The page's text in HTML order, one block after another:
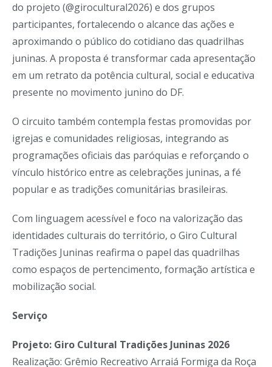
do projeto (@girocultural2026) e dos grupos
participantes, fortalecendo o alcance das ações e
aproximando o público do cotidiano das quadrilhas
juninas. A proposta é transformar cada apresentação
em um retrato da potência cultural, social e educativa
presente no movimento junino do DF.
O circuito também contempla festas promovidas por
igrejas e comunidades religiosas, integrando as
programações oficiais das paróquias e reforçando o
vínculo histórico entre as celebrações juninas, a fé
popular e as tradições comunitárias brasileiras.
Com linguagem acessível e foco na valorização das
identidades culturais do território, o Giro Cultural
Tradições Juninas reafirma o papel das quadrilhas
como espaços de pertencimento, formação artística e
mobilização social.
Serviço
Projeto: Giro Cultural Tradições Juninas 2026
Realização: Grêmio Recreativo Arraiá Formiga da Roça